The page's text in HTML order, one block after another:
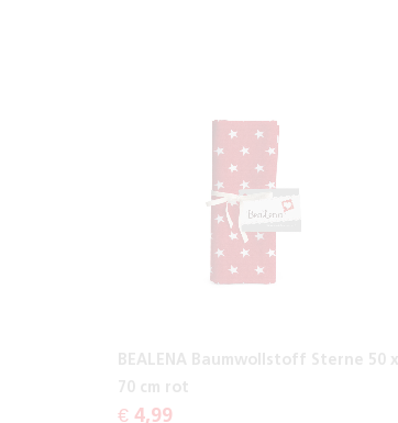
BEALENA Baumwollstoff Sterne 50 x
70 cm rot
€ 4,99